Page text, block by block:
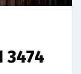
3474